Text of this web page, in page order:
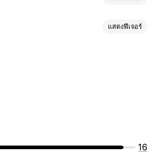
แสดงฟีเจอร์
16